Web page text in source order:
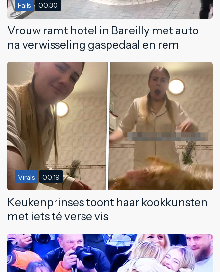
Fails 00:30
Vrouw ramt hotel in Bareilly met auto
na verwisseling gaspedaal en rem
Virals 00:19
Keukenprinses toont haar kookkunsten
met iets té verse vis